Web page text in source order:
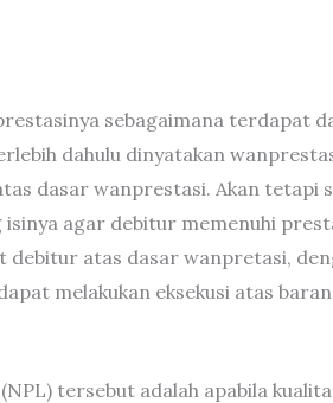
sebagaimana terdapat
dahulu dinyatakan
dasar wanprestasi. Akan tetapi
agar debitur memenuhi
atas dasar wanpretasi,
melakukan eksekusi atas
tersebut adalah apabila